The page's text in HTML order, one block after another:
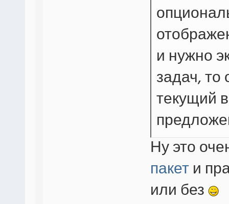
и нужно
задач, то
текущий
Ну это
пакети
или без